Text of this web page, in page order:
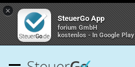
×
SteuerGo App
forium GmbH
kostenlos - In Google Play